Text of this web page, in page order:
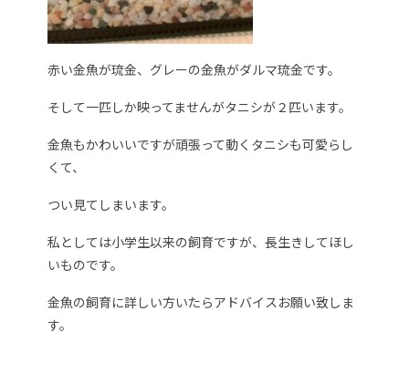
赤い金魚が琉金、グレーの金魚がダルマ琉金です。
そして一匹しか映ってませんがタニシが２匹います。
金魚もかわいいですが頑張って動くタニシも可愛らし
くて、
つい見てしまいます。
私としては小学生以来の飼育ですが、長生きしてほし
いものです。
金魚の飼育に詳しい方いたらアドバイスお願い致しま
す。